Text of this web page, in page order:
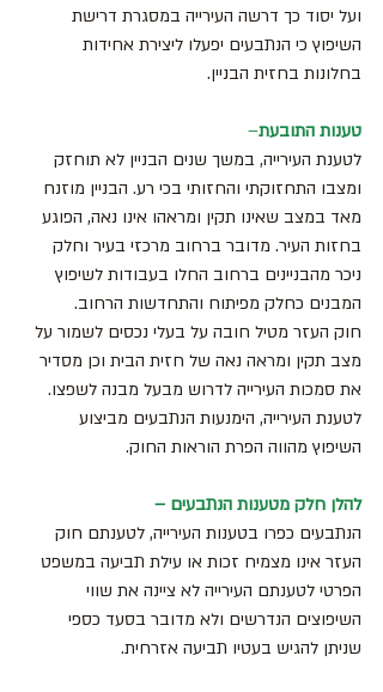
ועל יסוד כך דרשה העירייה במסגרת דרישת
השיפוץ כי הנתבעים יפעלו ליצירת אחידות
בחלונות בחזית הבניין.
טענות התובעת–
לטענת העירייה, במשך שנים הבניין לא תוחזק
ומצבו התחזוקתי והחזותי בכי רע. הבניין מוזנח
מאד במצב שאינו תקין ומראהו אינו נאה, הפוגע
בחזות העיר. מדובר ברחוב מרכזי בעיר וחלק
ניכר מהבניינים ברחוב החלו בעבודות לשיפוץ
המבנים כחלק מפיתוח והתחדשות הרחוב.
חוק העזר מטיל חובה על בעלי נכסים לשמור על
מצב תקין ומראה נאה של חזית הבית וכן מסדיר
את סמכות העירייה לדרוש מבעל מבנה לשפצו.
לטענת העירייה, הימנעות הנתבעים מביצוע
השיפוץ מהווה הפרת הוראות החוק.
להלן חלק מטענות הנתבעים –
הנתבעים כפרו בטענות העירייה, לטענתם חוק
העזר אינו מצמיח זכות או עילת תביעה במשפט
הפרטי לטענתם העירייה לא ציינה את שווי
השיפוצים הנדרשים ולא מדובר בסעד כספי
שניתן להגיש בעטיו תביעה אזרחית.